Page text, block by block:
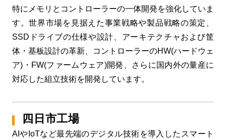
特にメモリとコントローラーの一体開発を強化していま
す。世界市場を見据えた事業戦略や製品戦略の策定、
SSDドライブの仕様や設計、アーキテクチャおよび筐
体・基板設計の革新、コントローラーのHW(ハードウェ
ア)・FW(ファームウェア)開発、さらに国内外の量産に
対応した組立技術を開発しています。
四日市工場
AIやIoTなど最先端のデジタル技術を導入したスマート